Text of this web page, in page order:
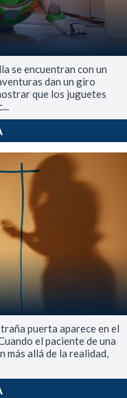
se encuentran con un
dan un giro
que los juguetes
puerta aparece en el
el paciente de una
más allá de la realidad,